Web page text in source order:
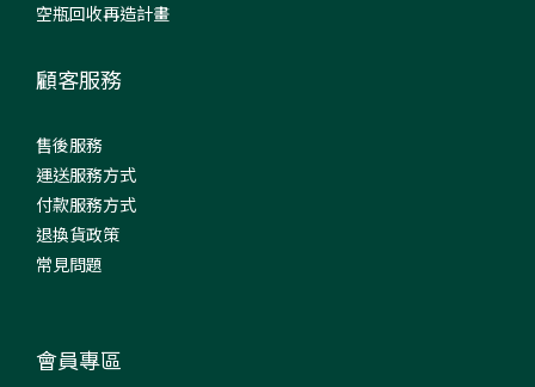
空瓶回收再造計畫
顧客服務
售後服務
運送服務方式
付款服務方式
退換貨政策
常見問題
會員專區